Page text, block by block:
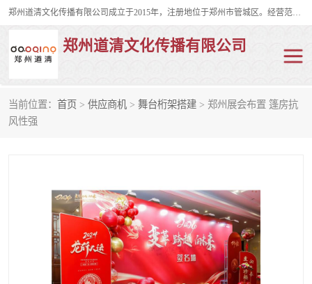
郑州道清文化传播有限公司成立于2015年，注册地位于郑州市管城区。经营范围包括会议及展览服务、庆典礼仪策划、企业形象策划、企业管理咨询、计算机图文设计、制作等。主要产品服务有：舞台桁架搭建，背景板搭建，灯光音响，雷亚舞台搭建、龙门架搭建、会议桌椅租赁、灯光音响租赁、空飘出租、气柱拱门租赁、喷绘写真制作、kt板制作。
郑州道清文化传播有限公司
当前位置： 首页 > 供应商机 > 舞台桁架搭建 > 郑州展会布置 篷房抗
风性强
舞台桁架搭建
活动策划 truss架出租
kt板制作 场地布置
背景板搭建 雷亚舞台搭建